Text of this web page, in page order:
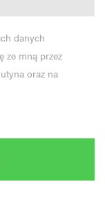
danych
ze mną przez
oraz na